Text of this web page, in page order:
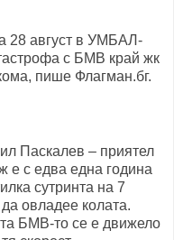
28 август в УМБАЛ-
с БМВ край жк
пише Флагман.бг.
Паскалев – приятел
е с едва една година
сутринта на 7
овладее колата.
БМВ-то се е движело